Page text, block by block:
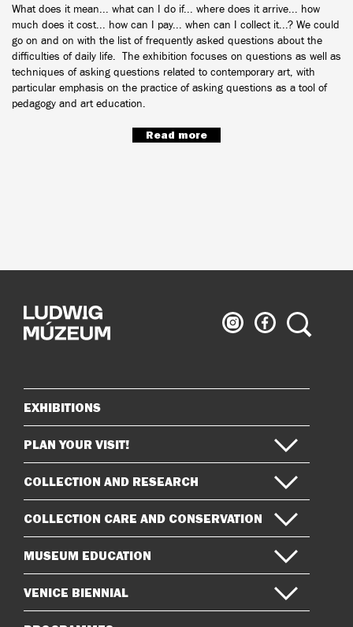
What does it mean... what can I do if... where does it arrive... how
much does it cost... how can I pay... when can I collect it...? We could
go on and on with the list of frequently asked questions about the
difficulties of daily life. The exhibition focuses on questions as well as
techniques of asking questions related to contemporary art, with
particular emphasis on the practice of asking questions as a tool of
pedagogy and art education.
Read more
Ludwig
Museum
Ludwig
Museum
Search
Sitemap
EXHIBITIONS
PLAN YOUR VISIT!
COLLECTION AND RESEARCH
COLLECTION CARE AND CONSERVATION
MUSEUM EDUCATION
VENICE BIENNIAL